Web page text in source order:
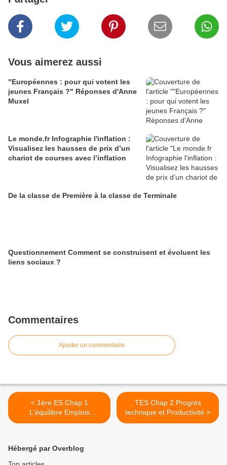
Vous aimerez aussi
"Européennes : pour qui votent les
jeunes Français ?" Réponses d'Anne
Muxel
Le monde.fr Infographie l'inflation :
Visualisez les hausses de prix d’un
chariot de courses avec l’inflation
De la classe de Première à la classe de Terminale
Questionnement Comment se construisent et évoluent les
liens sociaux ?
Commentaires
Ajouter un commentaire
< 1ère ES Chap 1
L'équilibre Emplois
Ressources
TES Chap 2 Progrès
technique et Productivité >
Hébergé par Overblog